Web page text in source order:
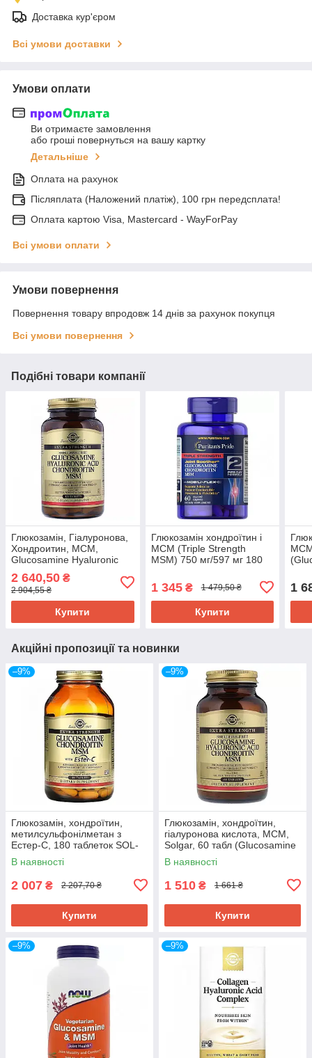
Доставка кур'єром
Всі умови доставки
Умови оплати
Ви отримаєте замовлення
або гроші повернуться на вашу картку
Детальніше
Оплата на рахунок
Післяплата (Наложений платіж), 100 грн передсплата!
Оплата картою Visa, Mastercard - WayForPay
Всі умови оплати
Умови повернення
Повернення товару впродовж 14 днів за рахунок покупця
Всі умови повернення
Подібні товари компанії
Глюкозамін, Гіалуронова,
Хондроитин, МСМ,
Glucosamine Hyaluronic
Solgar, 120 таблеток SOL-
01317
2 640,50 ₴
2 904,55 ₴
Купити
Глюкозамін хондроїтин і
МСМ (Triple Strength
MSM) 750 мг/597 мг 180
1 345₴ 1 479,50 ₴
Купити
МСМ
1
Акційні пропозиції та новинки
–9%
Глюкозамін, хондроїтин,
метилсульфонілметан з
Естер-C, 180 таблеток SOL-
01272
В наявності
2 007 ₴ 2 207,70 ₴
Купити
–9%
Глюкозамін, хондроїтин,
гіалуронова кислота, МСМ,
Solgar, 60 табл (Glucosamine
Chondroitin) SOL-01316
В наявності
1 510 ₴ 1 661 ₴
Купити
–9% –9%